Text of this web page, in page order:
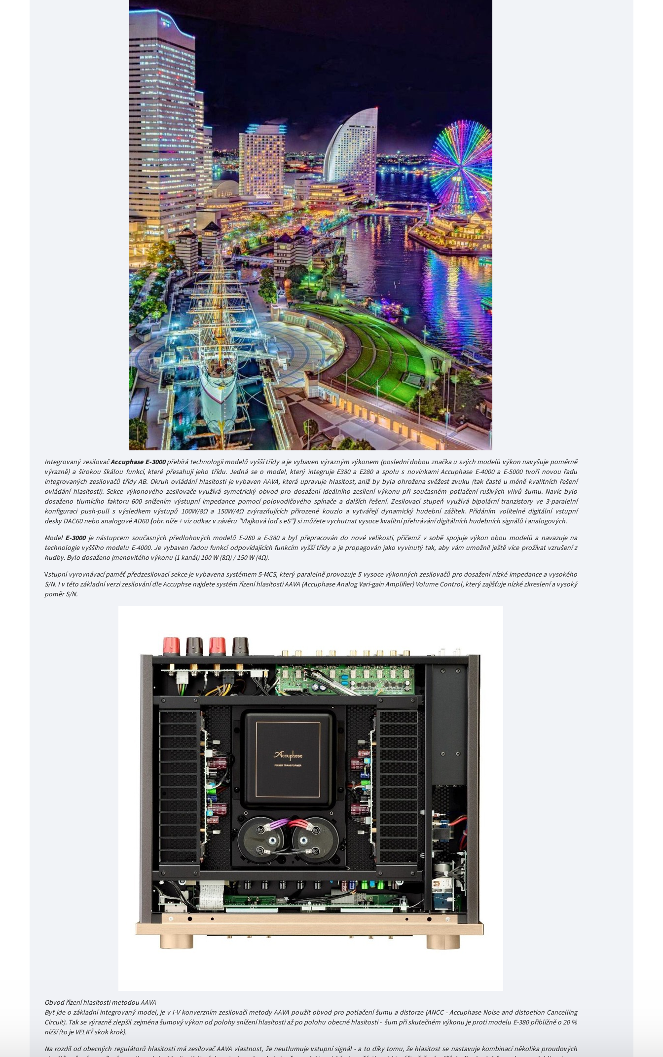
Integrovaný zesilovačAccuphase E-3000přebírá technologii modelů vyšší třídy a je vybaven výrazným výkonem (poslední dobou značka u svých modelů výkon navyšuje poměrně
výrazně) a širokou škálou funkcí, které přesahují jeho třídu. Jedná se o model, který integruje E380 a E280 a spolu s novinkami Accuphase E-4000 a E-5000 tvoří novou řadu
integrovaných zesilovačů třídy AB. Okruh ovládání hlasitosti je vybaven AAVA, která upravuje hlasitost, aniž by byla ohrožena svěžest zvuku (tak časté u méně kvalitních řešení
ovládání hlasitosti). Sekce výkonového zesilovače využívá symetrický obvod pro dosažení ideálního zesílení výkonu při současném potlačení rušivých vlivů šumu. Navíc bylo
dosaženo tlumícího faktoru 600 snížením výstupní impedance pomocí polovodičového spínače a dalších řešení. Zesilovací stupeň využívá bipolární tranzistory ve 3-paralelní
konfiguraci push-pull s výsledkem výstupů 100W/8Ω a 150W/4Ω zvýrazňujících přirozené kouzlo a vytvářejí dynamický hudební zážitek. Přidáním volitelné digitální vstupní
desky DAC60 nebo analogové AD60(obr. níže + viz odkaz v závěru "Vlajková loď s eS")si můžete vychutnat vysoce kvalitní přehrávání digitálních hudebních signálů i analogových.
Model E-3000je nástupcem současných předlohových modelů E-280 a E-380 a byl přepracován do nové velikosti, přičemž v sobě spojuje výkon obou modelů a navazuje na
technologie vyššího modelu E-4000. Je vybaven řadou funkcí odpovídajících funkcím vyšší třídy a je propagován jako vyvinutý tak, aby vám umožnil ještě více prožívat vzrušení z
hudby. Bylo dosaženo jmenovitého výkonu (1 kanál) 100 W (8Ω) / 150 W (4Ω).
Vstupní vyrovnávací paměť předzesilovací sekce je vybavena systémem 5-MCS, který paralelně provozuje 5 vysoce výkonných zesilovačů pro dosažení nízké impedance a vysokého
S/N. I v této základní verzi zesilování dle Accuphse najdete systém řízení hlasitosti AAVA (Accuphase Analog Vari-gain Amplifier) Volume Control, který zajišťuje nízké zkreslení a vysoký
poměr S/N.
Obvod řízení hlasitosti metodou AAVA
Byť jde o základní integrovaný model, je v I-V konverzním zesilovači metody AAVA použit obvod pro potlačení šumu a distorze (ANCC - Accuphase Noise and distoetion Cancelling
Circuit). Tak se výrazně zlepšil zejména šumový výkon od polohy snížení hlasitosti až po polohu obecné hlasitosti - šum při skutečném výkonu je proti modelu E-380 přibližně o 20 %
nižší (to je VELKÝ skok krok).
Na rozdíl od obecných regulátorů hlasitosti má zesilovač AAVA vlastnost, že neutlumuje vstupní signál - a to díky tomu, že hlasitost se nastavuje kombinací několika proudových